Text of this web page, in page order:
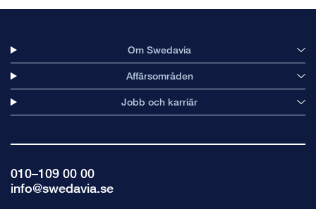
Om Swedavia
Affärsområden
Jobb och karriär
010–109 00 00
info@swedavia.se